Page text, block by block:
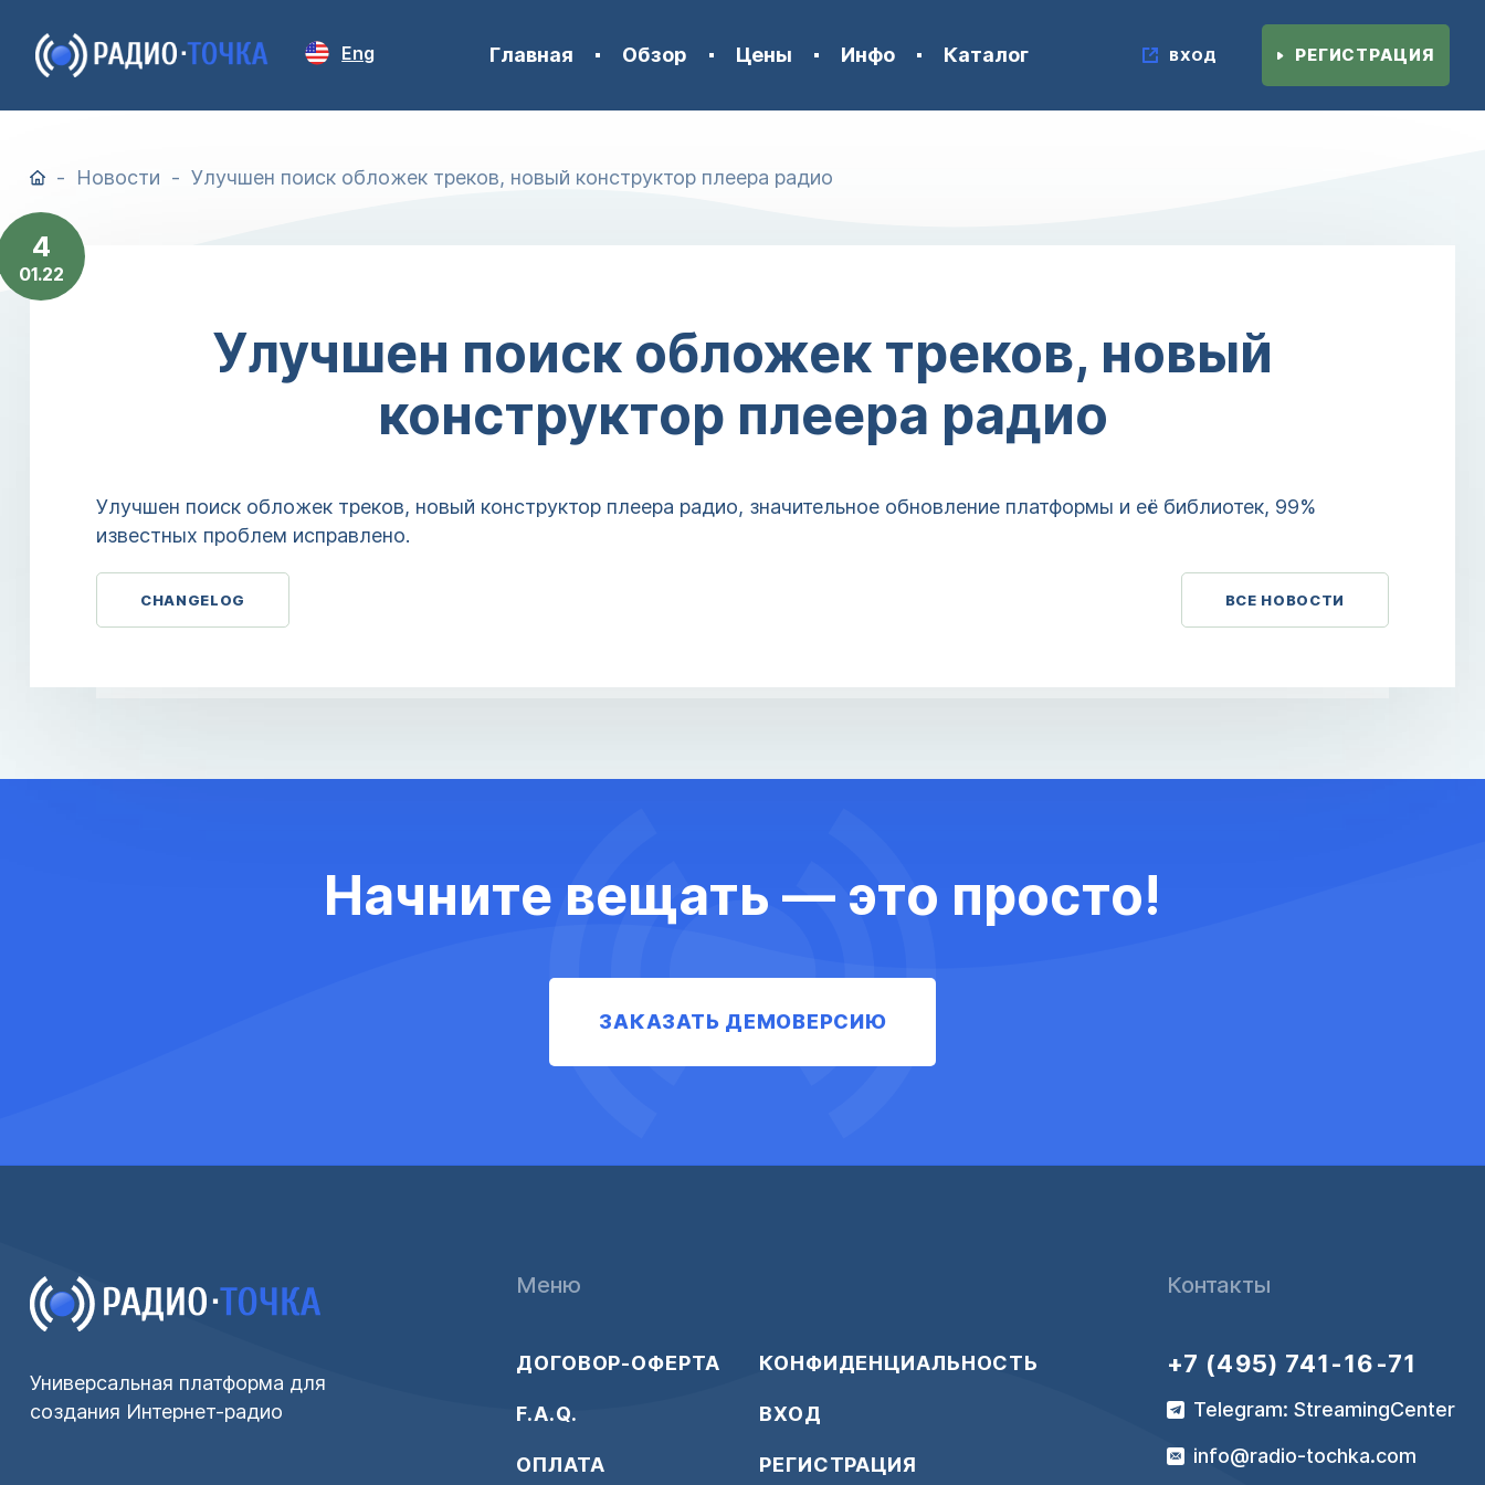
Eng Главная Обзор Цены Инфо Каталог ВХОД РЕГИСТРАЦИЯ
Новости Улучшен поиск обложек треков, новый конструктор плеера радио
4
01.22
Улучшен поиск обложек треков, новый
конструктор плеера радио
Улучшен поиск обложек треков, новый конструктор плеера радио, значительное обновление платформы и её библиотек, 99%
известных проблем исправлено.
CHANGELOG ВСЕ НОВОСТИ
Начните вещать — это просто!
ЗАКАЗАТЬ ДЕМОВЕРСИЮ
Меню
ДОГОВОР-ОФЕРТА
F.A.Q.
ОПЛАТА
КОНФИДЕНЦИАЛЬНОСТЬ
ВХОД
РЕГИСТРАЦИЯ
Универсальная платформа для
создания Интернет-радио
Контакты
+7 (495) 741-16-71
Telegram: StreamingCenter
info@radio-tochka.com